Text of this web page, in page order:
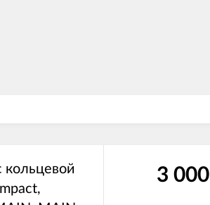
кольцевой
3 000